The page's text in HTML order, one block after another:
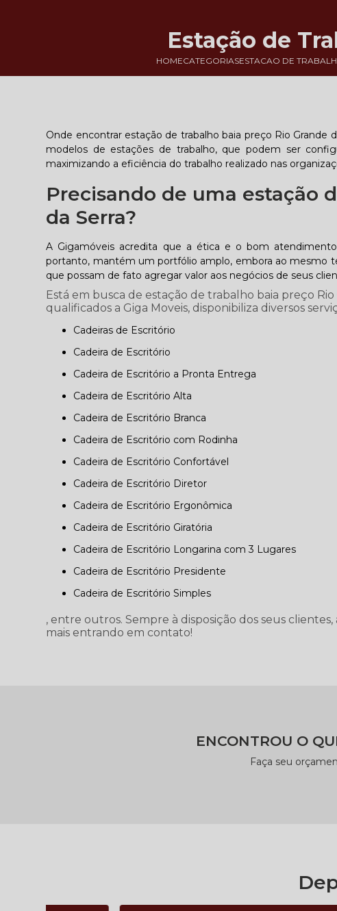
HOMECATEGORIASESTACAO DE
Estação de
Onde encontrar estação de trabalho baia preço Rio Grande
modelos de estações de trabalho, que podem ser
maximizando a eficiência do trabalho realizado nas
Precisando de uma estação
da Serra?
A Gigamóveis acredita que a ética e o bom
portanto, mantém um portfólio amplo, embora ao mesmo
que possam de fato agregar valor aos negócios de seus
Está em busca de estação de trabalho baia preço
qualificados a Giga Moveis, disponibiliza diversos
Cadeiras de Escritório
Cadeira de Escritório
Cadeira de Escritório a Pronta Entrega
Cadeira de Escritório Alta
Cadeira de Escritório Branca
Cadeira de Escritório com Rodinha
Cadeira de Escritório Confortável
Cadeira de Escritório Diretor
Cadeira de Escritório Ergonômica
Cadeira de Escritório Giratória
Cadeira de Escritório Longarina com 3 Lugares
Cadeira de Escritório Presidente
Cadeira de Escritório Simples
, entre outros. Sempre à disposição dos seus
mais entrando em contato!
ENCONTROU O
Faça seu